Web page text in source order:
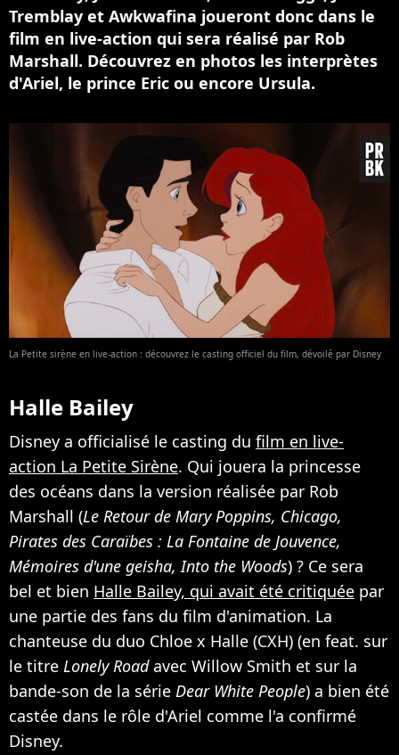
Tremblay et Awkwafina joueront donc dans le
film en live-action qui sera réalisé par Rob
Marshall. Découvrez en photos les interprètes
d'Ariel, le prince Eric ou encore Ursula.
La Petite sirène en live-action : découvrez le casting officiel du film, dévoilé par Disney
Halle Bailey
Disney a officialisé le casting du film en live-
action La Petite Sirène. Qui jouera la princesse
des océans dans la version réalisée par Rob
Marshall (Le Retour de Mary Poppins, Chicago,
Pirates des Caraïbes : La Fontaine de Jouvence,
Mémoires d'une geisha, Into the Woods) ? Ce sera
bel et bien Halle Bailey, qui avait été critiquée par
une partie des fans du film d'animation. La
chanteuse du duo Chloe x Halle (CXH) (en feat. sur
le titre Lonely Roadavec Willow Smith et sur la
bande-son de la série Dear White People) a bien été
castée dans le rôle d'Ariel comme l'a confirmé
Disney.